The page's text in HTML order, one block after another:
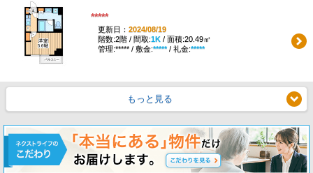
*****
更新日： 2024/08/19
階数:2階 / 間取:1K/ 面積:20.49㎡
管理:***** / 敷金:*****/ 礼金:*****
もっと見る